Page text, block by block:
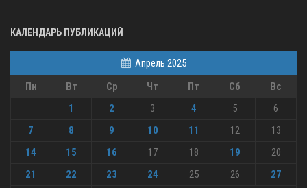
КАЛЕНДАРЬ ПУБЛИКАЦИЙ
Апрель 2025
Пн
Вт Ср Чт Пт Сб
Вс
1
2 3 4 5
6
7
8 9 10 11 12
13
14
15 16 17 18 19
20
21
22 23 24 25 26
27